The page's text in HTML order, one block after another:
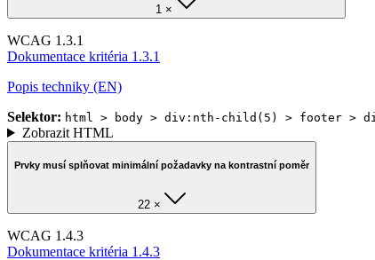
1 ×
WCAG 1.3.1
Dokumentace kritéria 1.3.1
Popis techniky (EN)
Selektor: html > body > div:nth-child(5) > footer >
Zobrazit HTML
Prvky musí splňovat minimální požadavky na kontrastní poměr
22 ×
WCAG 1.4.3
Dokumentace kritéria 1.4.3